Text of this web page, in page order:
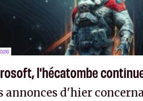
l'hécatombe
annonces d'hier